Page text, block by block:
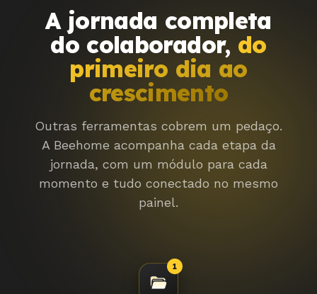
A jornada completa
do colaborador, do
primeiro dia ao
crescimento
Outras ferramentas cobrem um pedaço.
A Beehome acompanha cada etapa da
jornada, com um módulo para cada
momento e tudo conectado no mesmo
painel.
1